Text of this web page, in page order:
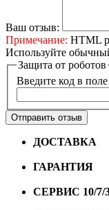
Ваш отзыв:
Примечание: HTML
Используйте
Защита от роботов
Введите код в
Отправить отзыв
ДОСТАВКА
ГАРАНТИЯ
СЕРВИС 10/7/